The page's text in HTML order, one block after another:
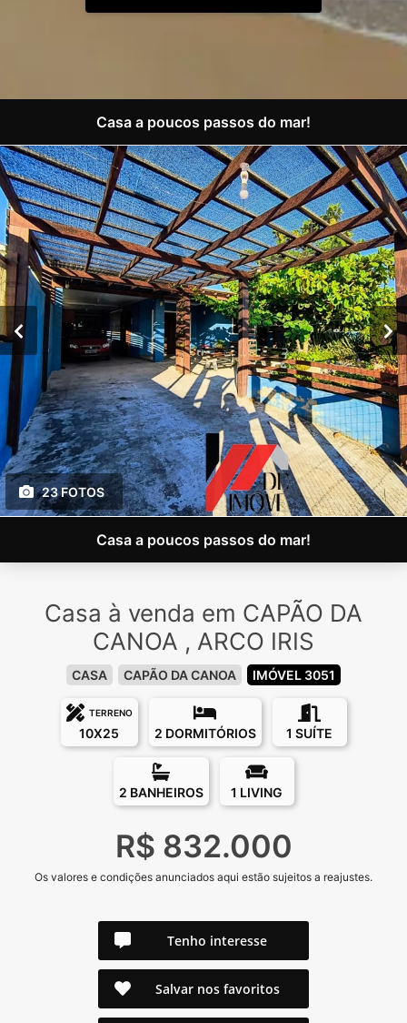
Casa a poucos passos do mar!
23 FOTOS
Casa a poucos passos do mar!
Casa à venda em CAPÃO DA
CANOA , ARCO IRIS
CASA CAPÃO DA CANOA IMÓVEL 3051
TERRENO
10X25 2 DORMITÓRIOS 1 SUÍTE
2 BANHEIROS 1 LIVING
R$ 832.000
Os valores e condições anunciados aqui estão sujeitos a reajustes.
Tenho interesse
Salvar nos favoritos